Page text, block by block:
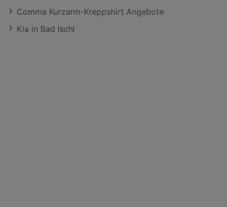
Comma Kurzarm-Kreppshirt Angebote
Kia in Bad Ischl